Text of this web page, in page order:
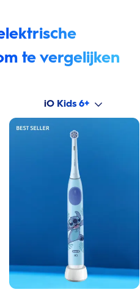
te vergelijken
iO Kids 6+